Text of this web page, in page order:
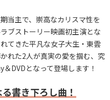
当主で、崇高なカリスマ性を
ブストーリー映画初主演とな
てきた平凡な女子大生・東雲
れた2人が真実の愛を掴む、究
DVDとなって登場します！
書き下ろし曲！